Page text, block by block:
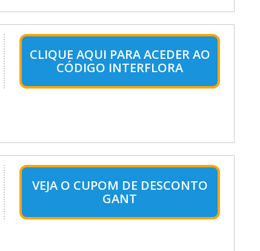
CLIQUE AQUI PARA ACEDER AO
CÓDIGO INTERFLORA
VEJA O CUPOM DE DESCONTO
GANT